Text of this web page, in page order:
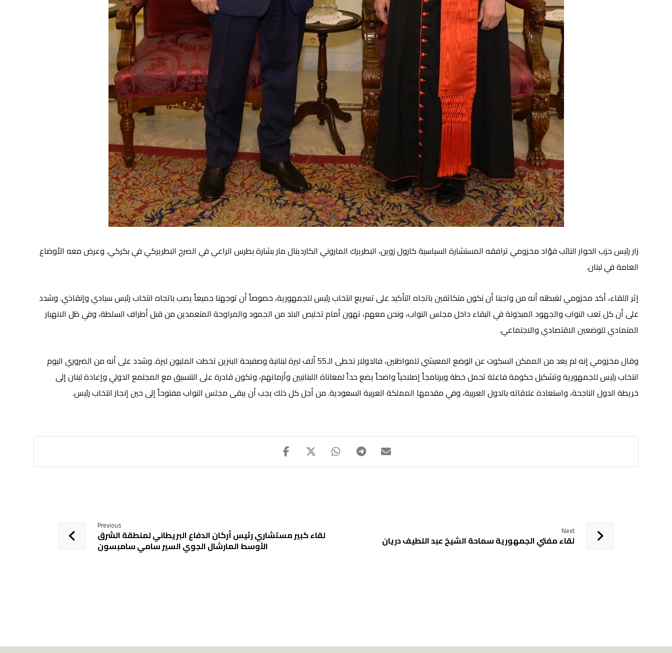
زار رئيس حزب الحوار النائب فؤاد مخزومي ترافقه المستشارة السياسية كارول زوين، البطريرك الماروني الكاردينال مار بشارة بطرس الراعي في الصرح البطريركي في بكركي. وعرض معه الأوضاع
العامة في لبنان.
إثر اللقاء، أكد مخزومي لغبطته أنه من واجبنا أن نكون متكاتفين باتجاه التأكيد على تسريع انتخاب رئيس للجمهورية، خصوصاً أن توجهنا جميعاً يصب باتجاه انتخاب رئيس سيادي وإنقاذي. وشدد
على أن كل تعب النواب والجهود المبذولة في البقاء داخل مجلس النواب، ونحن معهم، تهون أمام تخليص البلد من الجمود والمراوحة المتعمدين من قبل أطراف السلطة، وفي ظل الانهيار
المتمادي للوضعين الاقتصادي والاجتماعي.
وقال مخزومي إنه لم يعد من الممكن السكوت عن الوضع المعيشي للمواطنين، فالدولار تخطى الـ55 ألف ليرة لبنانية وصفيحة البنزين تخطت المليون ليرة. وشدد على أنه من الضروري اليوم
انتخاب رئيس للجمهورية وتشكيل حكومة فاعلة تحمل خطة وبرنامجاً إصلاحياً واضحاً يضع حداً لمعاناة اللبنانيين وأزماتهم، وتكون قادرة على التنسيق مع المجتمع الدولي وإعادة لبنان إلى
خريطة الدول الناجحة، واستعادة علاقاته بالدول العربية، وفي مقدمها المملكة العربية السعودية. من أجل كل ذلك يجب أن يبقى مجلس النواب مفتوحاً إلى حين إنجاز انتخاب رئيس.
Previous
لقاء كبير مستشاري رئيس أركان الدفاع البريطاني لمنطقة الشرق
الأوسط المارشال الجوي السير سامي سامبسون
Next
لقاء مفتي الجمهورية سماحة الشيخ عبد اللطيف دريان